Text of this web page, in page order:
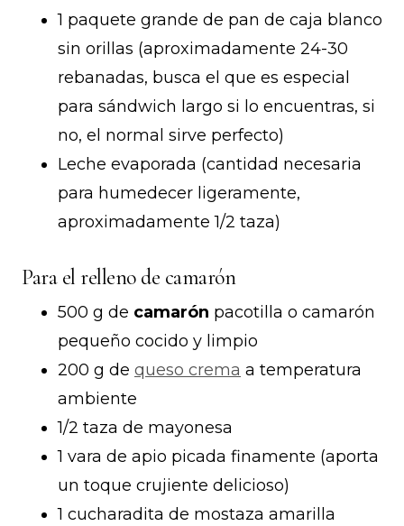
1 paquete grande de pan de caja blanco
sin orillas (aproximadamente 24-30
rebanadas, busca el que es especial
para sándwich largo si lo encuentras, si
no, el normal sirve perfecto)
Leche evaporada (cantidad necesaria
para humedecer ligeramente,
aproximadamente 1/2 taza)
Para el relleno de camarón
500 g de camarón pacotilla o camarón
pequeño cocido y limpio
200 g de queso crema a temperatura
ambiente
1/2 taza de mayonesa
1 vara de apio picada finamente (aporta
un toque crujiente delicioso)
1 cucharadita de mostaza amarilla